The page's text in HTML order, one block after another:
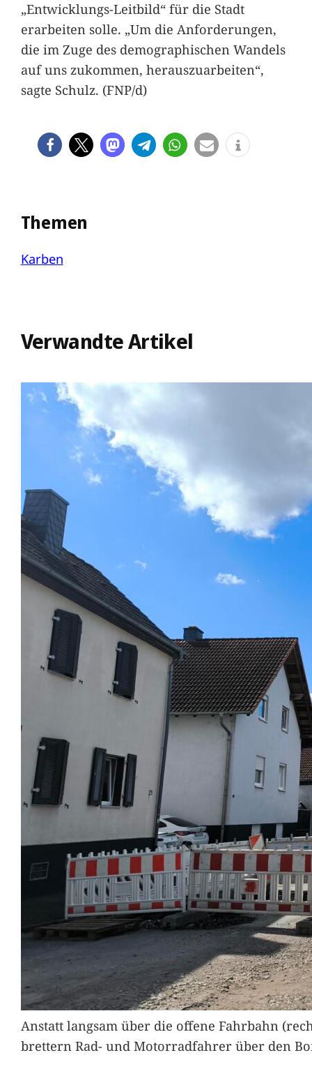
„Entwicklungs-Leitbild“ für die Stadt
erarbeiten solle. „Um die Anforderungen,
die im Zuge des demographischen Wandels
auf uns zukommen, herauszuarbeiten“,
sagte Schulz. (FNP/d)
Themen
Karben
Verwandte Artikel
Anstatt langsam über die offene Fahrbahn
brettern Rad- und Motorradfahrer über den